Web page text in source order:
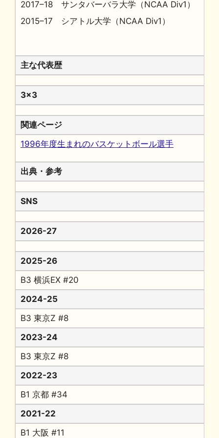
2017–18 サンタバーバラ大学（NCAA Div1）
2015–17 シアトル大学（NCAA Div1）
主な代表歴
3x3
関連ページ
1996年度生まれのバスケットボール選手
出典・参考
SNS
2026-27
2025-26
B3 横浜EX #20
2024-25
B3 東京Z #8
2023-24
B3 東京Z #8
2022-23
B1 京都 #34
2021-22
B1 大阪 #11